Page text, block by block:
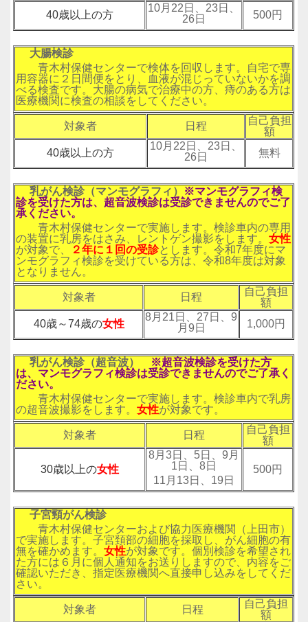
40歳以上の方
10月22日、23日、
26日
500円
大腸検診
青木村保健センターで検体を回収します。自宅で専
用容器に２日間便をとり、血液が混じっていないかを調
べる検査です。大腸の病気で治療中の方、痔のある方は
医療機関に検査の相談をしてください。
対象者 日程
自己負担
額
40歳以上の方
10月22日、23日、
26日
無料
乳がん検診（マンモグラフィ）
※マンモグラフィ検
診を受けた方は、超音波検診は受診できませんのでご了
承ください。
青木村保健センターで実施します。検診車内の専用
の装置に乳房をはさみ、レントゲン撮影をします。女性
が対象で、
２年に１回の受診とします。令和7年度にマ
ンモグラフィ検診を受けている方は、令和8年度は対象
となりません。
対象者 日程
自己負担
額
40歳～74歳の女性
8月21日、27日、9
月9日
1,000円
乳がん検診（超音波） ※超音波検診を受けた方
は、マンモグラフィ検診は受診できませんのでご了承く
ださい。
青木村保健センターで実施します。検診車内で乳房
の超音波撮影をします。女性が対象です。
対象者 日程
自己負担
額
30歳以上の女性
8月3日、5日、9月
1日、8日
11月13日、19日
500円
子宮頸がん検診
青木村保健センターおよび協力医療機関（上田市）
で実施します。子宮頚部の細胞を採取し、がん細胞の有
無を確かめます。女性が対象です。個別検診を希望され
た方には６月に個人通知をお送りしますので、内容をご
確認いただき、指定医療機関へ直接申し込みをしてくだ
さい。
対象者 日程
自己負担
額